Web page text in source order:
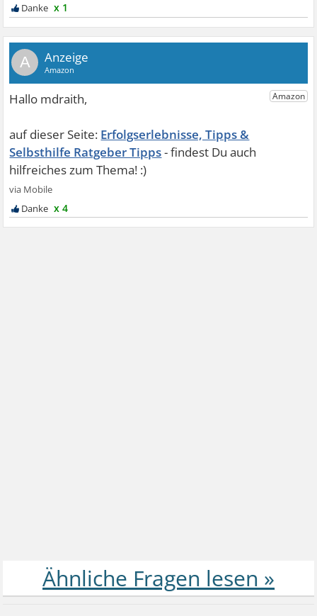
x 1
A
Erfolgserlebnisse, Tipps &
Selbsthilfe Ratgeber Tipps
x 4